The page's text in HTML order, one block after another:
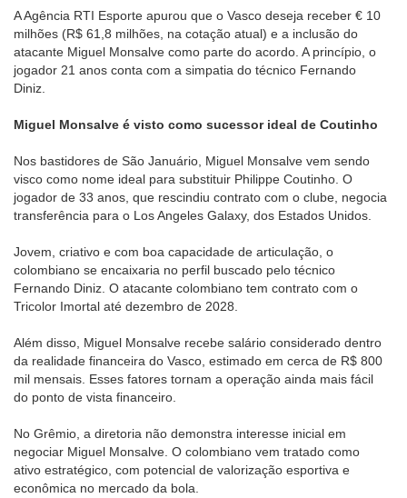
A Agência RTI Esporte apurou que o Vasco deseja receber € 10
milhões (R$ 61,8 milhões, na cotação atual) e a inclusão do
atacante Miguel Monsalve como parte do acordo. A princípio, o
jogador 21 anos conta com a simpatia do técnico Fernando
Diniz.
Miguel Monsalve é visto como sucessor ideal de Coutinho
Nos bastidores de São Januário, Miguel Monsalve vem sendo
visco como nome ideal para substituir Philippe Coutinho. O
jogador de 33 anos, que rescindiu contrato com o clube, negocia
transferência para o Los Angeles Galaxy, dos Estados Unidos.
Jovem, criativo e com boa capacidade de articulação, o
colombiano se encaixaria no perfil buscado pelo técnico
Fernando Diniz. O atacante colombiano tem contrato com o
Tricolor Imortal até dezembro de 2028.
Além disso, Miguel Monsalve recebe salário considerado dentro
da realidade financeira do Vasco, estimado em cerca de R$ 800
mil mensais. Esses fatores tornam a operação ainda mais fácil
do ponto de vista financeiro.
No Grêmio, a diretoria não demonstra interesse inicial em
negociar Miguel Monsalve. O colombiano vem tratado como
ativo estratégico, com potencial de valorização esportiva e
econômica no mercado da bola.